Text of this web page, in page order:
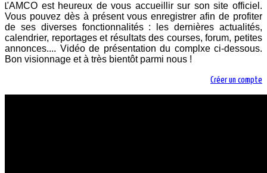
L'AMCO est heureux de vous accueillir sur son site officiel.
Vous pouvez dès à présent vous enregistrer afin de profiter
de ses diverses fonctionnalités : les dernières actualités,
calendrier, reportages et résultats des courses, forum, petites
annonces.... Vidéo de présentation du complxe ci-dessous.
Bon visionnage et à très bientôt parmi nous !
Créer un compte